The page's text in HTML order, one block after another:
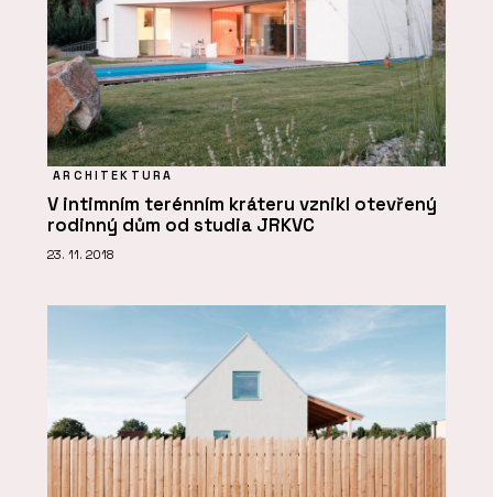
ARCHITEKTURA
V intimním terénním kráteru vznikl otevřený
rodinný dům od studia JRKVC
23. 11. 2018